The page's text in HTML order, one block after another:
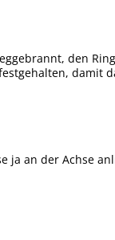
den
damit
an der Achse